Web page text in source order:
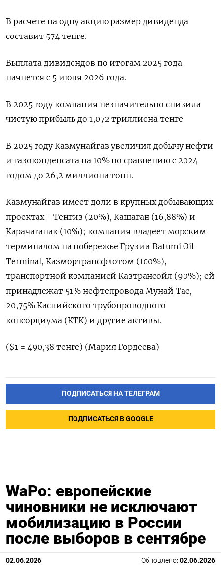
В ​расчете ​на ​одну акцию размер ⁠дивиденда
составит ‌574 тенге.
Выплата дивидендов ‌по итогам 2025 года
начнется ​с 5 июня 2026 ‌года.
В 2025 году компания ​незначительно снизила
чистую прибыль ‌до 1,072 триллиона тенге.
В 2025 году Казмунайгаз увеличил добычу ​нефти
и газоконденсата ​на ‌10% по сравнению с ​2024
годом до 26,2 миллиона тонн.
Казмунайгаз имеет доли в крупных добывающих
проектах - Тенгиз (20%), Кашаган (16,88%) и
Карачаганак (10%); компания владеет морским
терминалом ​на побережье ⁠Грузии Batumi Oil
Terminal, Казмортрансфлотом (100%),
транспортной компанией Казтрансойл (90%); ‌ей
принадлежат 51% ‌нефтепровода Мунай Тас,
20,75% Каспийского трубопроводного ​
консорциума (КТК) и другие активы.
($1 = ‌490,38 тенге) (Мария Гордеева)
ПОДПИСАТЬСЯ НА ТЕЛЕГРАМ
ПОДПИСАТЬСЯ В GOOGLE
WaPo: европейские
чиновники не исключают
мобилизацию в России
после выборов в сентябре
02.06.2026 Обновлено: 02.06.2026